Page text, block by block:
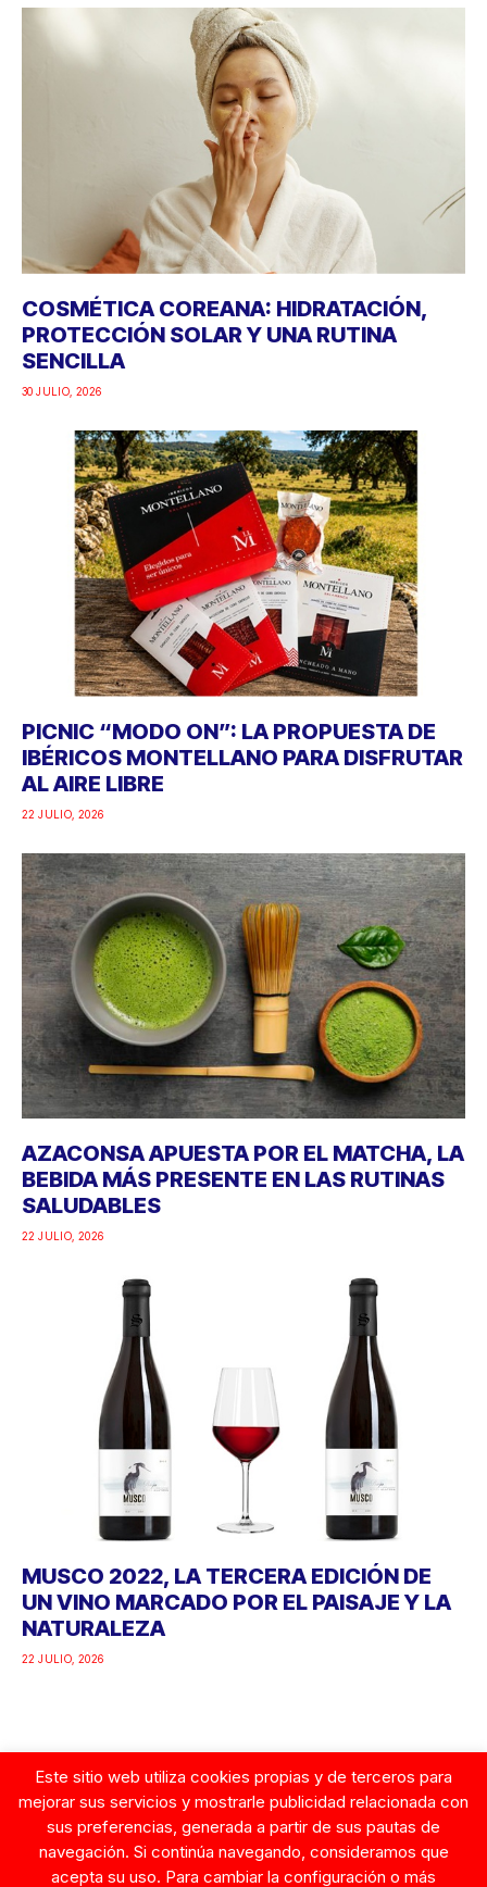
COSMÉTICA COREANA: HIDRATACIÓN,
PROTECCIÓN SOLAR Y UNA RUTINA
SENCILLA
30 JULIO, 2026
PICNIC “MODO ON”: LA PROPUESTA DE
IBÉRICOS MONTELLANO PARA DISFRUTAR
AL AIRE LIBRE
22 JULIO, 2026
AZACONSA APUESTA POR EL MATCHA, LA
BEBIDA MÁS PRESENTE EN LAS RUTINAS
SALUDABLES
22 JULIO, 2026
MUSCO 2022, LA TERCERA EDICIÓN DE
UN VINO MARCADO POR EL PAISAJE Y LA
NATURALEZA
22 JULIO, 2026
Google
Este sitio web utiliza cookies propias y de terceros para
mejorar sus servicios y mostrarle publicidad relacionada con
sus preferencias, generada a partir de sus pautas de
navegación. Si continúa navegando, consideramos que
acepta su uso. Para cambiar la configuración o más